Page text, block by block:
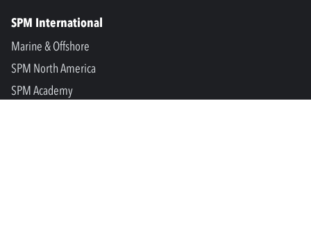
SPM International
Marine & Offshore
SPM North America
SPM Academy